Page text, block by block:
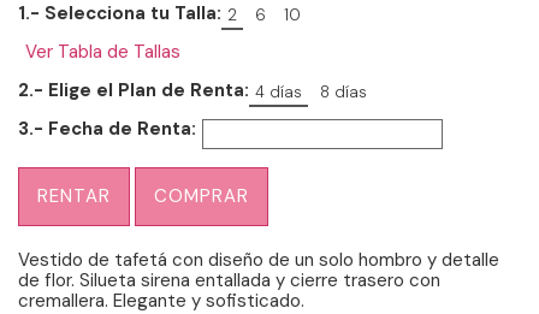
1.- Selecciona tu Talla: 2 6 10
Ver Tabla de Tallas
2.- Elige el Plan de Renta: 4 días 8 días
3.- Fecha de Renta:
RENTAR COMPRAR
Vestido de tafetá con diseño de un solo hombro y detalle
de flor. Silueta sirena entallada y cierre trasero con
cremallera. Elegante y sofisticado.